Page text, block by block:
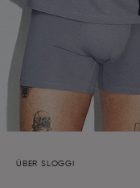
ÜBER SLOGGI